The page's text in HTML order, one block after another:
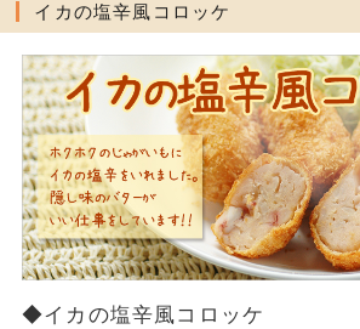
イカの塩辛風コロッケ
◆イカの塩辛風コロッケ